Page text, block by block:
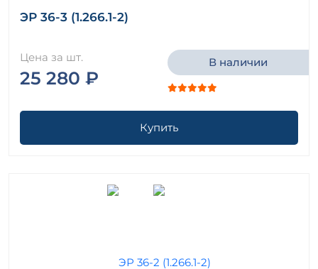
ЭР 36-3 (1.266.1-2)
Цена за шт.
25 280 ₽
В наличии
Купить